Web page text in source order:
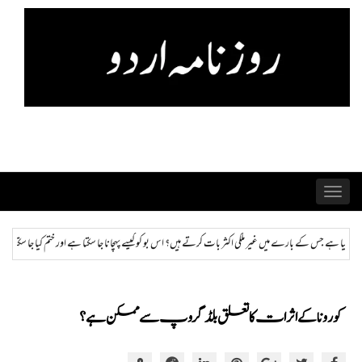
Skip
Toggle
navigation
اس بو کو کیسے پہچانا جا سکتا ہے اور ختم کیا جا سکتا ہے؟ ہمراز: پاکستان حکومت کی ذہنی
کورونا کے اثرات کا تعلق بلڈ گروپ سے ممکن ہے؟